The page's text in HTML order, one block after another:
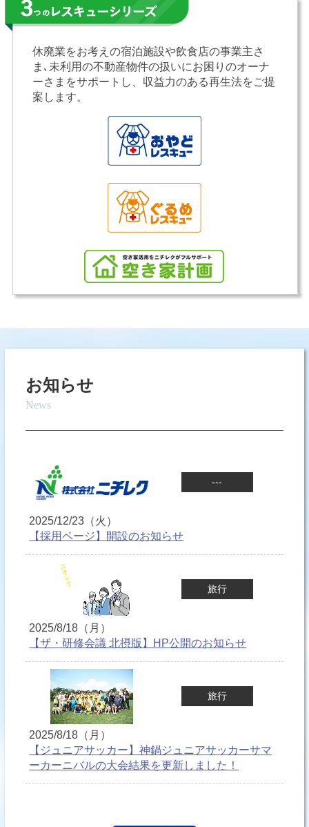
休廃業をお考えの宿泊施設や飲食店の事業主さ
ま､未利用の不動産物件の扱いにお困りのオーナ
ーさまをサポートし、収益力のある再生法をご提
案します。
お知らせ
News
---
2025/12/23（火）
【採用ページ】開設のお知らせ
旅行
2025/8/18（月）
【ザ・研修会議 北摂版】HP公開のお知らせ
旅行
2025/8/18（月）
【ジュニアサッカー】神鍋ジュニアサッカーサマ
ーカーニバルの大会結果を更新しました！